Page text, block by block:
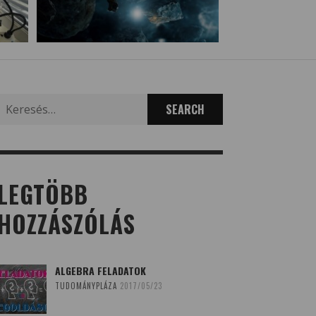
ALGEBRA FELADATOK
TUDOMÁNYPLÁZA 2017/05/23